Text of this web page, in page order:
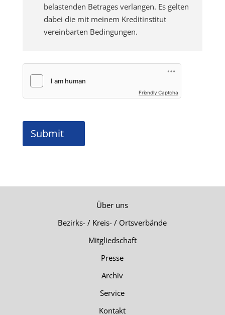
belastenden Betrages verlangen. Es gelten
dabei die mit meinem Kreditinstitut
vereinbarten Bedingungen.
Friendly Captcha
Submit
Über uns
Bezirks- / Kreis- / Ortsverbände
Mitgliedschaft
Presse
Archiv
Service
Kontakt